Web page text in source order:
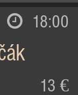
18:00
13 €